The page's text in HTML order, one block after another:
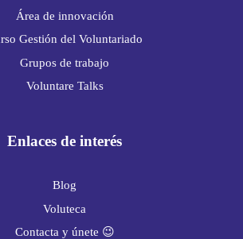
Área de innovación
Gestión del Voluntariado
Grupos de trabajo
Voluntare Talks
Enlaces de interés
Blog
Voluteca
Contacta y únete 😉